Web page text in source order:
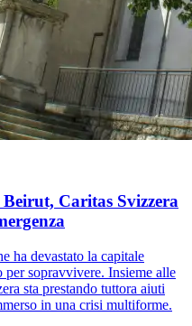
Caritas Svizzera
ha devastato la capitale
per sopravvivere. Insieme alle
sta prestando tuttora aiuti
in una crisi multiforme.